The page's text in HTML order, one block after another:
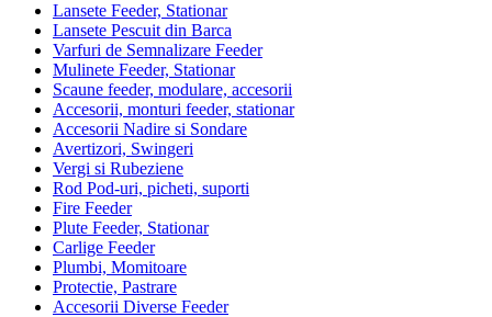
Lansete Feeder, Stationar
Lansete Pescuit din Barca
Varfuri de Semnalizare Feeder
Mulinete Feeder, Stationar
Scaune feeder, modulare, accesorii
Accesorii, monturi feeder, stationar
Accesorii Nadire si Sondare
Avertizori, Swingeri
Vergi si Rubeziene
Rod Pod-uri, picheti, suporti
Fire Feeder
Plute Feeder, Stationar
Carlige Feeder
Plumbi, Momitoare
Protectie, Pastrare
Accesorii Diverse Feeder